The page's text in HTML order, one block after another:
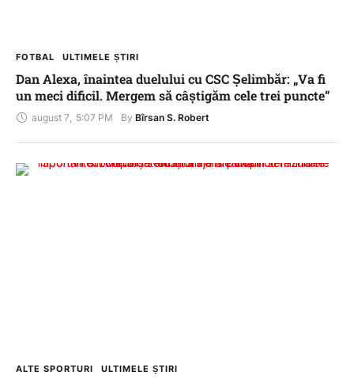
FOTBAL ULTIMELE ȘTIRI
Dan Alexa, înaintea duelului cu CSC Șelimbăr: „Va fi
un meci dificil. Mergem să câștigăm cele trei puncte”
august 7 5:07 PM By Bîrsan S. Robert
ALTE SPORTURI ULTIMELE ȘTIRI